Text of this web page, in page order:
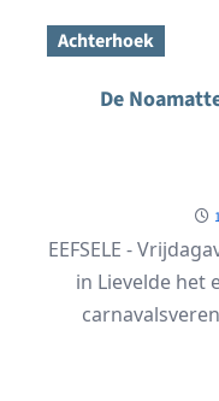
Achterhoek
De
EEFSELE -
in Lievelde het